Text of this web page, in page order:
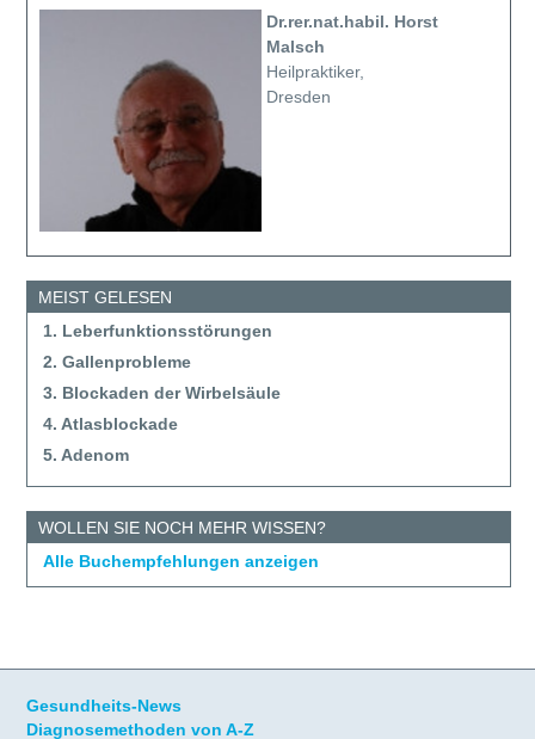
Dr.rer.nat.habil. Horst
Malsch
Heilpraktiker,
Dresden
MEIST GELESEN
1. Leberfunktionsstörungen
2. Gallenprobleme
3. Blockaden der Wirbelsäule
4. Atlasblockade
5. Adenom
WOLLEN SIE NOCH MEHR WISSEN?
Alle Buchempfehlungen anzeigen
Gesundheits-News
Diagnosemethoden von A-Z